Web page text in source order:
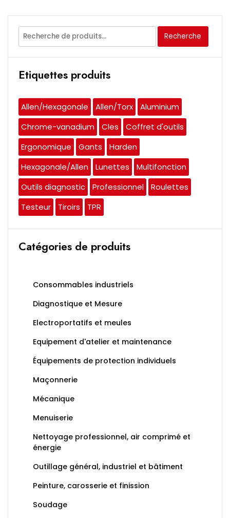
Recherche
pour :
Recherche
Etiquettes produits
Allen/Hexagonale Allen/Torx
Aluminium
Chrome-vanadium
Cles
Coffret d'outils
Ergonomique
Gants
Harden
Hexagonale/Allen
Lunettes
Multifonction
Outils diagnostic
Professionnel
Roulettes
Testeur
Tiroirs TPR
Catégories de produits
Consommables industriels
Diagnostique et Mesure
Electroportatifs et meules
Equipement d'atelier et maintenance
Équipements de protection individuels
Maçonnerie
Mécanique
Menuiserie
Nettoyage professionnel, air comprimé et
énergie
Outillage général, industriel et bâtiment
Peinture, carosserie et finission
Soudage